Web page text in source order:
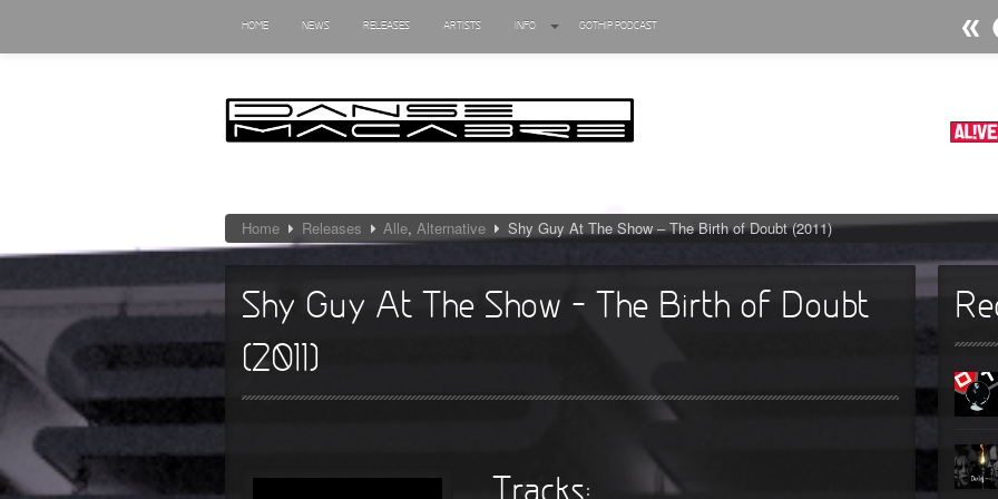
HOME NEWS RELEASES ARTISTS INFO GOTHIP PODCAST
Dia
Oberer
Oberer
►
Oberer
►
Oberer
►
►
Oberer
Home Releases Alle, Alternative Shy Guy At The Show – The Birth of Doubt (2011)
Shy Guy At The Show – The Birth of Doubt
(2011)